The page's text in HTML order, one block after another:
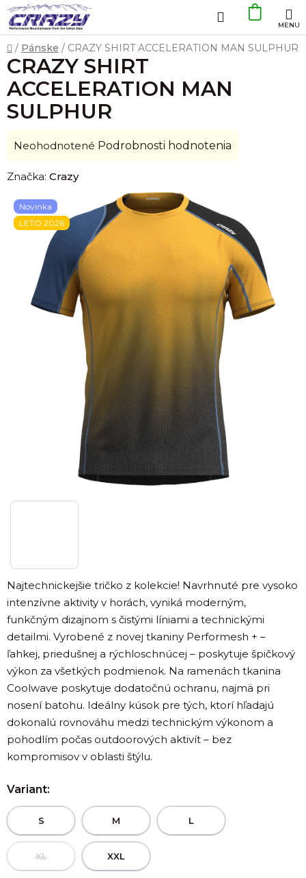
Prejsť
na
obsah
Hľadať
KOŠÍK
Domov
/ Pánske / CRAZY SHIRT ACCELERATION MAN SULPHUR
Najtechnickejšie tričko z kolekcie! Navrhnuté pre vysoko
intenzívne aktivity v horách, vyniká moderným,
funkčným dizajnom s čistými líniami a technickými
detailmi. Vyrobené z novej tkaniny Performesh + –
ľahkej, priedušnej a rýchloschnúcej – poskytuje špičkový
výkon za všetkých podmienok. Na ramenách tkanina
Coolwave poskytuje dodatočnú ochranu, najmä pri
nosení batohu. Ideálny kúsok pre tých, ktorí hľadajú
dokonalú rovnováhu medzi technickým výkonom a
pohodlím počas outdoorových aktivít – bez
kompromisov v oblasti štýlu.
Variant:
S M L
XL XXL
CRAZY SHIRT
ACCELERATION MAN
SULPHUR
Priemerné
produktu
je
0,0
z
hviezdičiek.
Neohodnotené Podrobnosti hodnotenia
Značka: Crazy
Novinka
LETO 2026